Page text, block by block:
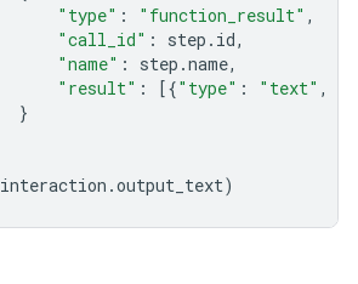
"type" : "function_result" ,
"call_id" : step . id,
"name" : step .name,
"result" : [{"type" : "text" ,
}
interaction .output_text)